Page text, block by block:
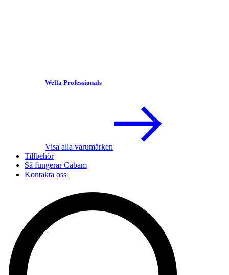
Wella Professionals
Visa alla varumärken
Tillbehör
Så fungerar Cabam
Kontakta oss